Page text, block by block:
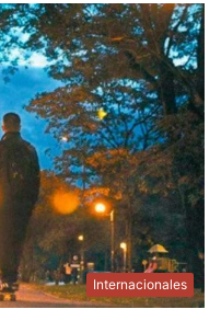
Internacionales